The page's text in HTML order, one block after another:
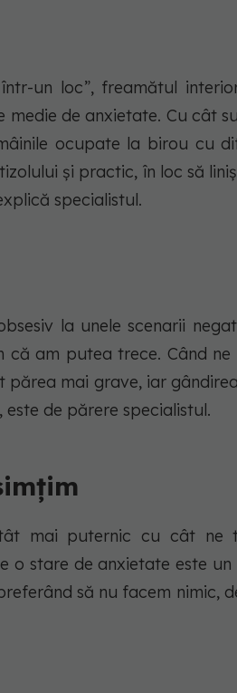
un loc”, freamătul
medie de anxietate. Cu cât
ocupate la birou cu
și practic, în loc să
specialistul.
la unele scenarii
am putea trece. Când ne
mai grave, iar
de părere specialistul.
mai puternic cu cât ne
o stare de anxietate este
să nu facem nimic,